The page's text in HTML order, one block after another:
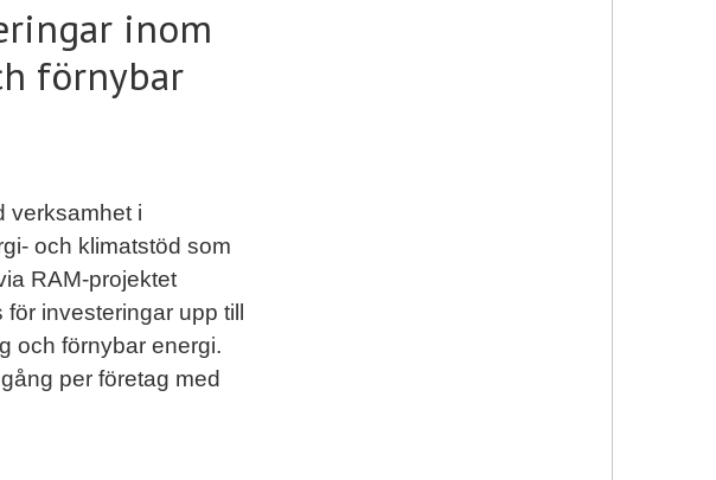
inom
förnybar
verksamhet i
och klimatstöd som
RAM-projektet
investeringar upp till
och förnybar energi.
per företag med